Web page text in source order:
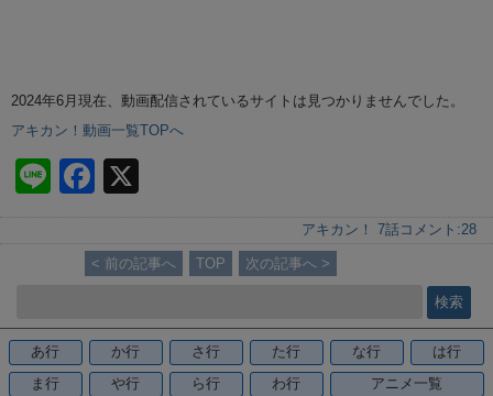
2024年6月現在、動画配信されているサイトは見つかりませんでした。
アキカン！動画一覧TOPへ
Li
n
e
F
a
c
e
o
o
アキカン！ 7話 コメント:28
< 前の記事へ TOP 次の記事へ >
あ行 か行 さ行 た行 な行
は行
ま行
や行 ら行 わ行 アニメ一覧